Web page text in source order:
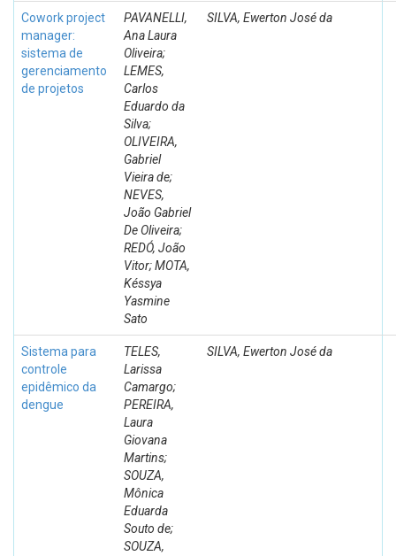
Cowork project
manager:
sistema de
gerenciamento
de projetos
PAVANELLI,
Ana Laura
Oliveira;
LEMES,
Carlos
Eduardo da
Silva;
OLIVEIRA,
Gabriel
Vieira de;
NEVES,
João Gabriel
De Oliveira;
REDÓ, João
Vitor; MOTA,
Késsya
Yasmine
Sato
SILVA, Ewerton José da
Sistema para
controle
epidêmico da
dengue
TELES,
Larissa
Camargo;
PEREIRA,
Laura
Giovana
Martins;
SOUZA,
Mônica
Eduarda
Souto de;
SOUZA,
SILVA, Ewerton José da